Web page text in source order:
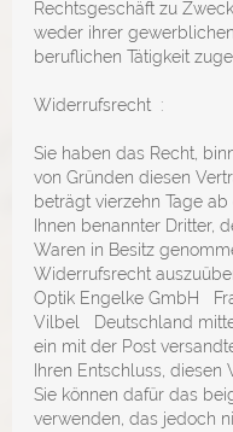
Rechtsgeschäft zu
weder ihrer
beruflichen Tätigkeit
Widerrufsrecht :
Sie haben das Recht,
von Gründen diesen
beträgt vierzehn Tage
Ihnen benannter Dritter,
Waren in Besitz
Widerrufsrecht
Optik Engelke GmbH
Vilbel Deutschland
ein mit der Post
Ihren Entschluss,
Sie können dafür das
verwenden, das jedoch